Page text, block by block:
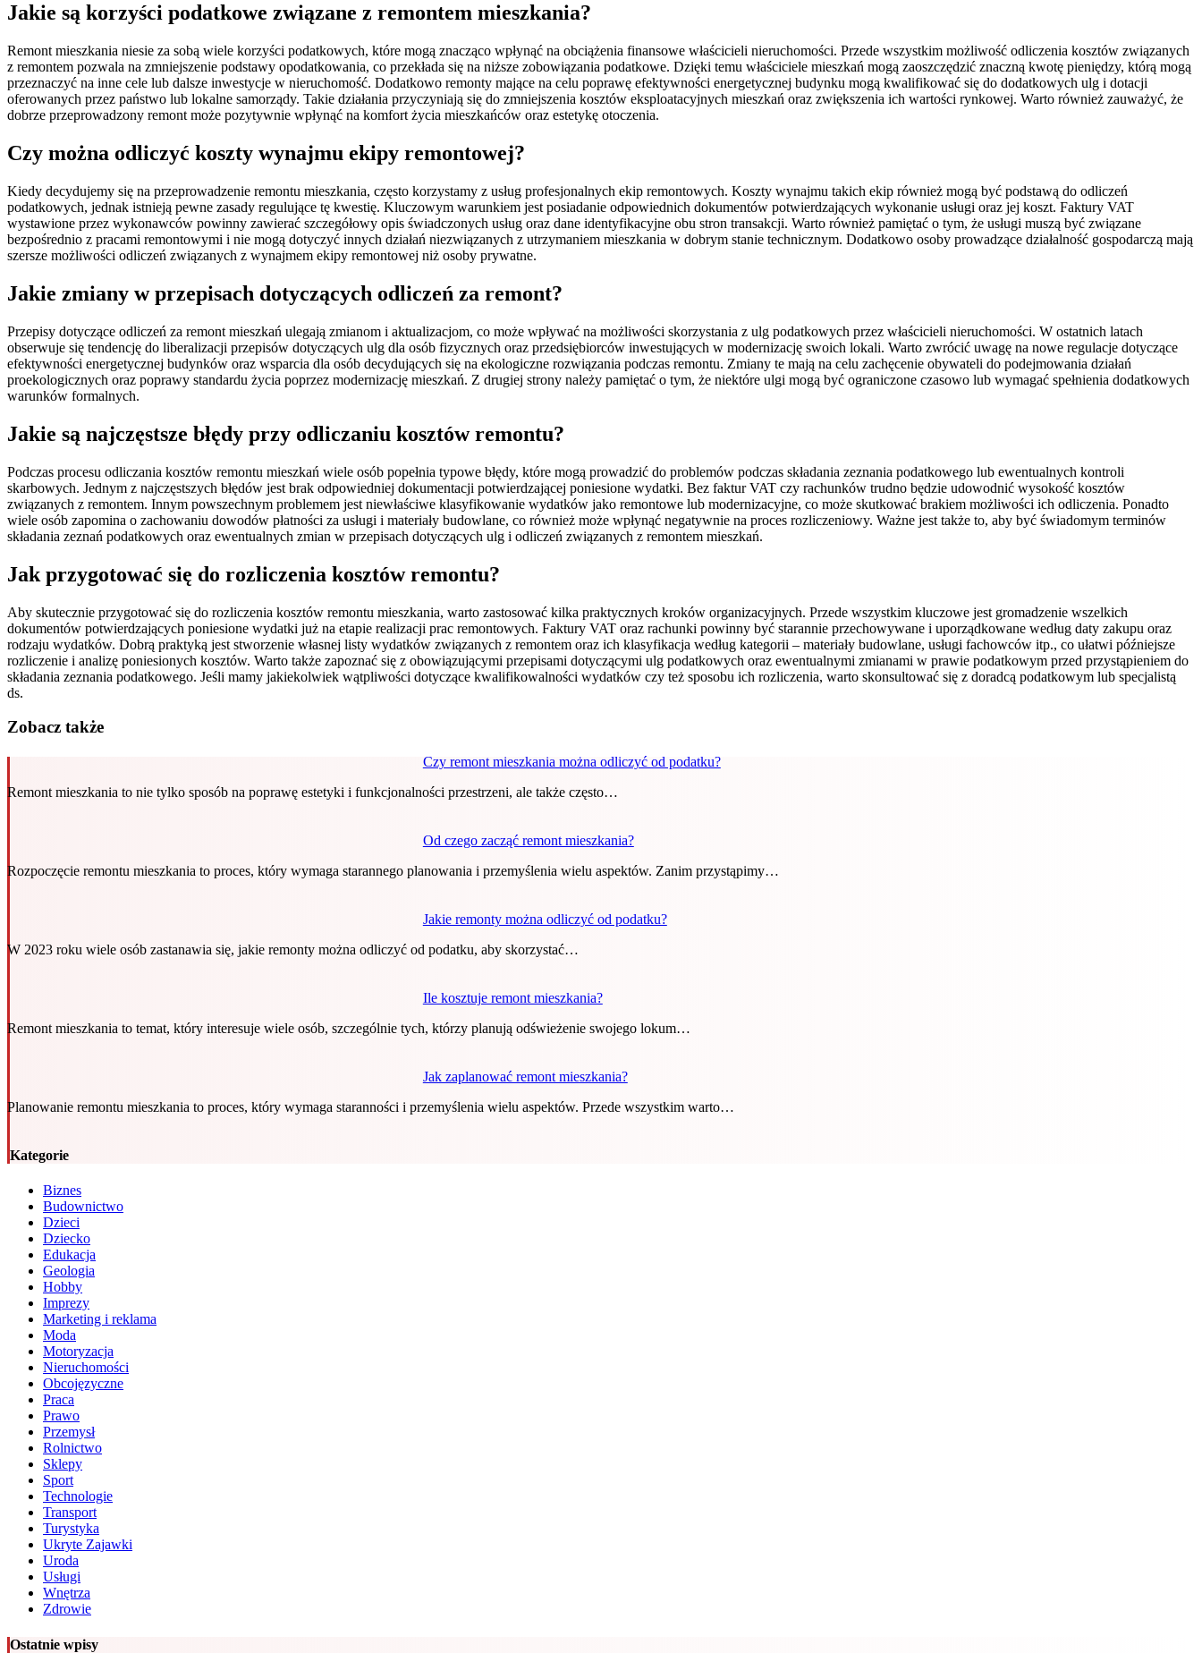
Jakie są korzyści podatkowe związane z remontem mieszkania?
Remont mieszkania niesie za sobą wiele korzyści podatkowych, które mogą znacząco wpłynąć na obciążenia finansowe właścicieli nieruchomości. Przede wszystkim możliwość odliczenia kosztów związanych
z remontem pozwala na zmniejszenie podstawy opodatkowania, co przekłada się na niższe zobowiązania podatkowe. Dzięki temu właściciele mieszkań mogą zaoszczędzić znaczną kwotę pieniędzy, którą mogą
przeznaczyć na inne cele lub dalsze inwestycje w nieruchomość. Dodatkowo remonty mające na celu poprawę efektywności energetycznej budynku mogą kwalifikować się do dodatkowych ulg i dotacji
oferowanych przez państwo lub lokalne samorządy. Takie działania przyczyniają się do zmniejszenia kosztów eksploatacyjnych mieszkań oraz zwiększenia ich wartości rynkowej. Warto również zauważyć, że
dobrze przeprowadzony remont może pozytywnie wpłynąć na komfort życia mieszkańców oraz estetykę otoczenia.
Czy można odliczyć koszty wynajmu ekipy remontowej?
Kiedy decydujemy się na przeprowadzenie remontu mieszkania, często korzystamy z usług profesjonalnych ekip remontowych. Koszty wynajmu takich ekip również mogą być podstawą do odliczeń
podatkowych, jednak istnieją pewne zasady regulujące tę kwestię. Kluczowym warunkiem jest posiadanie odpowiednich dokumentów potwierdzających wykonanie usługi oraz jej koszt. Faktury VAT
wystawione przez wykonawców powinny zawierać szczegółowy opis świadczonych usług oraz dane identyfikacyjne obu stron transakcji. Warto również pamiętać o tym, że usługi muszą być związane
bezpośrednio z pracami remontowymi i nie mogą dotyczyć innych działań niezwiązanych z utrzymaniem mieszkania w dobrym stanie technicznym. Dodatkowo osoby prowadzące działalność gospodarczą mają
szersze możliwości odliczeń związanych z wynajmem ekipy remontowej niż osoby prywatne.
Jakie zmiany w przepisach dotyczących odliczeń za remont?
Przepisy dotyczące odliczeń za remont mieszkań ulegają zmianom i aktualizacjom, co może wpływać na możliwości skorzystania z ulg podatkowych przez właścicieli nieruchomości. W ostatnich latach
obserwuje się tendencję do liberalizacji przepisów dotyczących ulg dla osób fizycznych oraz przedsiębiorców inwestujących w modernizację swoich lokali. Warto zwrócić uwagę na nowe regulacje dotyczące
efektywności energetycznej budynków oraz wsparcia dla osób decydujących się na ekologiczne rozwiązania podczas remontu. Zmiany te mają na celu zachęcenie obywateli do podejmowania działań
proekologicznych oraz poprawy standardu życia poprzez modernizację mieszkań. Z drugiej strony należy pamiętać o tym, że niektóre ulgi mogą być ograniczone czasowo lub wymagać spełnienia dodatkowych
warunków formalnych.
Jakie są najczęstsze błędy przy odliczaniu kosztów remontu?
Podczas procesu odliczania kosztów remontu mieszkań wiele osób popełnia typowe błędy, które mogą prowadzić do problemów podczas składania zeznania podatkowego lub ewentualnych kontroli
skarbowych. Jednym z najczęstszych błędów jest brak odpowiedniej dokumentacji potwierdzającej poniesione wydatki. Bez faktur VAT czy rachunków trudno będzie udowodnić wysokość kosztów
związanych z remontem. Innym powszechnym problemem jest niewłaściwe klasyfikowanie wydatków jako remontowe lub modernizacyjne, co może skutkować brakiem możliwości ich odliczenia. Ponadto
wiele osób zapomina o zachowaniu dowodów płatności za usługi i materiały budowlane, co również może wpłynąć negatywnie na proces rozliczeniowy. Ważne jest także to, aby być świadomym terminów
składania zeznań podatkowych oraz ewentualnych zmian w przepisach dotyczących ulg i odliczeń związanych z remontem mieszkań.
Jak przygotować się do rozliczenia kosztów remontu?
Aby skutecznie przygotować się do rozliczenia kosztów remontu mieszkania, warto zastosować kilka praktycznych kroków organizacyjnych. Przede wszystkim kluczowe jest gromadzenie wszelkich
dokumentów potwierdzających poniesione wydatki już na etapie realizacji prac remontowych. Faktury VAT oraz rachunki powinny być starannie przechowywane i uporządkowane według daty zakupu oraz
rodzaju wydatków. Dobrą praktyką jest stworzenie własnej listy wydatków związanych z remontem oraz ich klasyfikacja według kategorii – materiały budowlane, usługi fachowców itp., co ułatwi późniejsze
rozliczenie i analizę poniesionych kosztów. Warto także zapoznać się z obowiązującymi przepisami dotyczącymi ulg podatkowych oraz ewentualnymi zmianami w prawie podatkowym przed przystąpieniem do
składania zeznania podatkowego. Jeśli mamy jakiekolwiek wątpliwości dotyczące kwalifikowalności wydatków czy też sposobu ich rozliczenia, warto skonsultować się z doradcą podatkowym lub specjalistą
ds.
Zobacz także
Czy remont mieszkania można odliczyć od podatku?
Remont mieszkania to nie tylko sposób na poprawę estetyki i funkcjonalności przestrzeni, ale także często…
Od czego zacząć remont mieszkania?
Rozpoczęcie remontu mieszkania to proces, który wymaga starannego planowania i przemyślenia wielu aspektów. Zanim przystąpimy…
Jakie remonty można odliczyć od podatku?
W 2023 roku wiele osób zastanawia się, jakie remonty można odliczyć od podatku, aby skorzystać…
Ile kosztuje remont mieszkania?
Remont mieszkania to temat, który interesuje wiele osób, szczególnie tych, którzy planują odświeżenie swojego lokum…
Jak zaplanować remont mieszkania?
Planowanie remontu mieszkania to proces, który wymaga staranności i przemyślenia wielu aspektów. Przede wszystkim warto…
Kategorie
Biznes
Budownictwo
Dzieci
Dziecko
Edukacja
Geologia
Hobby
Imprezy
Marketing i reklama
Moda
Motoryzacja
Nieruchomości
Obcojęzyczne
Praca
Prawo
Przemysł
Rolnictwo
Sklepy
Sport
Technologie
Transport
Turystyka
Ukryte Zajawki
Uroda
Usługi
Wnętrza
Zdrowie
Ostatnie wpisy